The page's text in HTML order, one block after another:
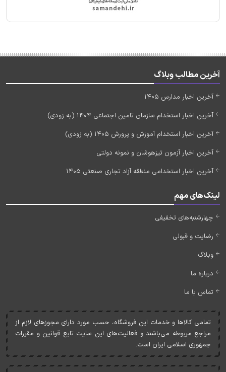
آخرین مطالب وبلاگ
آخرین اخبار مدارس 1405
آخرین اخبار استخدام سازمان تامین اجتماعی 1404 (به زودی)
آخرین اخبار استخدام آموزش و پرورش 1405 (به زودی)
آخرین اخبار آزمون تیزهوشان و نمونه دولتی
آخرین اخبار استخدامی منطقه آزاد تجاری صنعتی 1405
لینک‌های مهم
چهارشنبه‌های تخفیفی
رضایت و قبولی
وبلاگ
درباره ما
تماس با ما
تمامی کالاها و خدمات اين فروشگاه، حسب مورد دارای مجوزهای لازم از
مراجع مربوطه می‌باشند و فعاليت‌های اين سايت تابع قوانين و مقررات
جمهوری اسلامی ايران است.